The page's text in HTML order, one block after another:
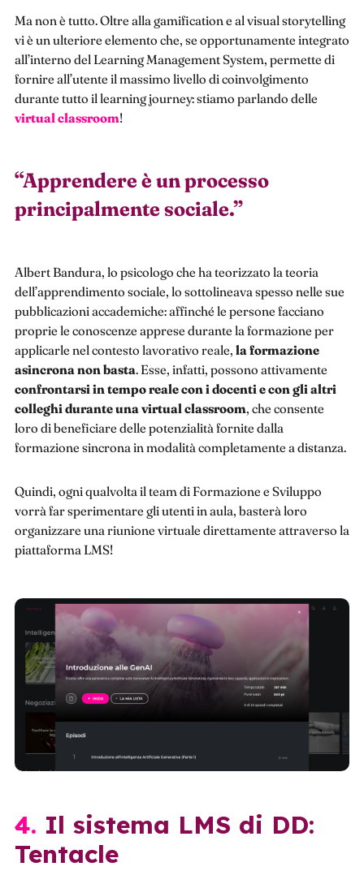
Ma non è tutto. Oltre alla gamification e al visual storytelling
vi è un ulteriore elemento che, se opportunamente integrato
all’interno del Learning Management System, permette di
fornire all’utente il massimo livello di coinvolgimento
durante tutto il learning journey: stiamo parlando delle
virtual classroom!
“Apprendere è un processo
principalmente sociale.”
Albert Bandura, lo psicologo che ha teorizzato la teoria
dell’apprendimento sociale, lo sottolineava spesso nelle sue
pubblicazioni accademiche: affinché le persone facciano
proprie le conoscenze apprese durante la formazione per
applicarle nel contesto lavorativo reale, la formazione
asincrona non basta. Esse, infatti, possono attivamente
confrontarsi in tempo reale con i docenti e con gli altri
colleghi durante una virtual classroom, che consente
loro di beneficiare delle potenzialità fornite dalla
formazione sincrona in modalità completamente a distanza.
Quindi, ogni qualvolta il team di Formazione e Sviluppo
vorrà far sperimentare gli utenti in aula, basterà loro
organizzare una riunione virtuale direttamente attraverso la
piattaforma LMS!
4. Il sistema LMS di DD:
Tentacle